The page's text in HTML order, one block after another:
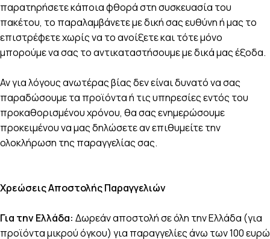
παρατηρήσετε κάποια φθορά στη συσκευασία του
πακέτου, το παραλαμβάνετε με δική σας ευθύνη ή μας το
επιστρέφετε χωρίς να το ανοίξετε και τότε μόνο
μπορούμε να σας το αντικαταστήσουμε με δικά μας έξοδα.
Αν για λόγους ανωτέρας βίας δεν είναι δυνατό να σας
παραδώσουμε τα προϊόντα ή τις υπηρεσίες εντός του
προκαθορισμένου χρόνου, θα σας ενημερώσουμε
προκειμένου να μας δηλώσετε αν επιθυμείτε την
ολοκλήρωση της παραγγελίας σας.
Χρεώσεις Αποστολής Παραγγελιών
Για την Ελλάδα: Δωρεάν αποστολή σε όλη την Ελλάδα (για
προϊόντα μικρού όγκου) για παραγγελίες άνω των 100 ευρώ